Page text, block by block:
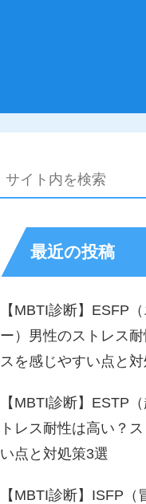
最近の投稿
【MBTI診断】ESFP
ー）男性のストレス
スを感じやすい点と
【MBTI診断】ESTP
トレス耐性は高い？
い点と対処策3選
【MBTI診断】ISFP（